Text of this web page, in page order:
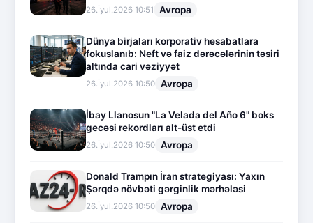
26.İyul.2026 10:51 Avropa
Dünya birjaları korporativ hesabatlara
fokuslanıb: Neft və faiz dərəcələrinin təsiri
altında cari vəziyyət
26.İyul.2026 10:50 Avropa
İbay Llanosun "La Velada del Año 6" boks
gecəsi rekordları alt-üst etdi
26.İyul.2026 10:50 Avropa
Donald Trampın İran strategiyası: Yaxın
Şərqdə növbəti gərginlik mərhələsi
26.İyul.2026 10:50 Avropa